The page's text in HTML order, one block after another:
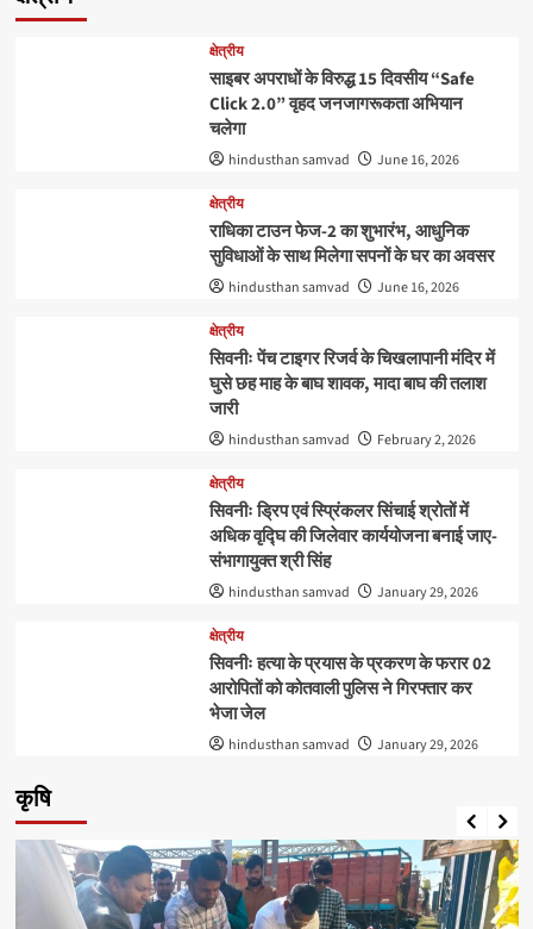
क्षेत्रीय
साइबर अपराधों के विरुद्ध 15 दिवसीय “Safe
Click 2.0” वृहद जनजागरूकता अभियान
चलेगा
hindusthan samvad June 16, 2026
क्षेत्रीय
राधिका टाउन फेज-2 का शुभारंभ, आधुनिक
सुविधाओं के साथ मिलेगा सपनों के घर का अवसर
hindusthan samvad June 16, 2026
क्षेत्रीय
सिवनीः पेंच टाइगर रिजर्व के चिखलापानी मंदिर में
घुसे छह माह के बाघ शावक, मादा बाघ की तलाश
जारी
hindusthan samvad February 2, 2026
क्षेत्रीय
सिवनीः ड्रिप एवं स्प्रिंकलर सिंचाई श्रोतों में
अधिक वृद्घि की जिलेवार कार्ययोजना बनाई जाए-
संभागायुक्‍त श्री सिंह
hindusthan samvad January 29, 2026
क्षेत्रीय
सिवनीः हत्या के प्रयास के प्रकरण के फरार 02
आरोपितों को कोतवाली पुलिस ने गिरफ्तार कर
भेजा जेल
hindusthan samvad January 29, 2026
कृषि